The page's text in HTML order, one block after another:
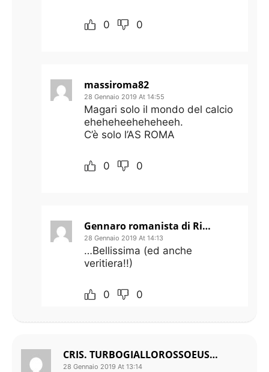
0 0
massiroma82
28 Gennaio 2019 At 14:55
Magari solo il mondo del calcio
eheheheeheheheeh.
C’è solo l’AS ROMA
0 0
Gennaro romanista di Rimini
28 Gennaio 2019 At 14:13
…Bellissima (ed anche
veritiera!!)
0 0
CRIS. TURBOGIALLOROSSOEUSEBIODIFRANCESCO
28 Gennaio 2019 At 13:14